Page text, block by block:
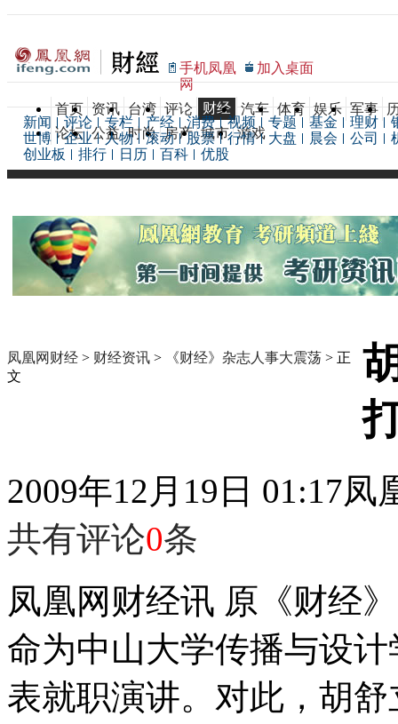
手机凤凰
网
加入桌面
首页 资讯 台湾 评论 财经 汽车 体育 娱乐 军事
论坛 公益 时尚 房产 城市 游戏
新闻 评论 专栏 产经 消费 视频 专题 基金 理财
世博
企业 人物 滚动 股票 行情 大盘 晨会 公司
创业板
排行 日历 百科 优股
凤凰网财经 > 财经资讯 > 《财经》杂志人事大震荡 > 正
文
2009年12月19日 01:17凤
共有评论0条
凤凰网财经讯 原《财经
命为中山大学传播与设
表就职演讲。对此，胡